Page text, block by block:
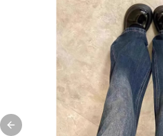
Previous slide